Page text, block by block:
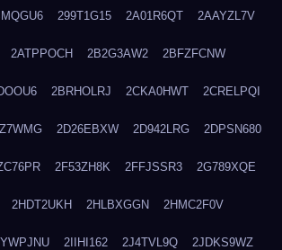
299T1G15 2A01R6QT 2AAYZL7V
2ATPPOCH 2B2G3AW2 2BFZFCNW
2BRHOLRJ 2CKA0HWT 2CRELPQI
2D26EBXW 2D942LRG 2DPSN680
2F53ZH8K 2FFJSSR3 2G789XQE
2HDT2UKH 2HLBXGGN 2HMC2F0V
2IIHI162 2J4TVL9Q 2JDKS9WZ